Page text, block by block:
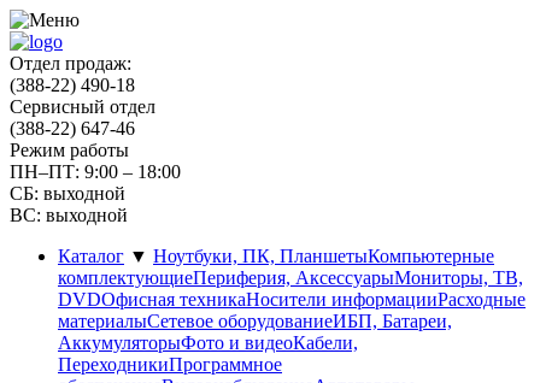
Отдел продаж:
(388-22) 490-18
Сервисный отдел
(388-22) 647-46
Режим работы
ПН–ПТ: 9:00 – 18:00
СБ: выходной
ВС: выходной
Каталог ▼ Ноутбуки, ПК, ПланшетыКомпьютерные
комплектующиеПериферия, АксессуарыМониторы, ТВ,
DVDОфисная техникаНосители информацииРасходные
материалыСетевое оборудованиеИБП, Батареи,
АккумуляторыФото и видеоКабели,
ПереходникиПрограммное